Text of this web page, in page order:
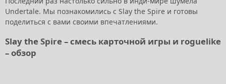
Undertale. Мы познакомились с Slay the Spire и готовы
поделиться с вами своими впечатлениями.
Slay the Spire – смесь карточной игры и roguelike
– обзор